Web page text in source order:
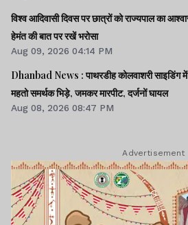
विश्व आदिवासी दिवस पर छात्रों को राज्यपाल का
हेमंत की बात पर रखें भरोसा
Aug 09, 2026 04:14 PM
Dhanbad News : पाथरडीह कोलवाशरी साइडिंग
महतो समर्थक भिड़े, जमकर मारपीट, दर्जनों घायल
Aug 08, 2026 08:47 PM
Advertisement